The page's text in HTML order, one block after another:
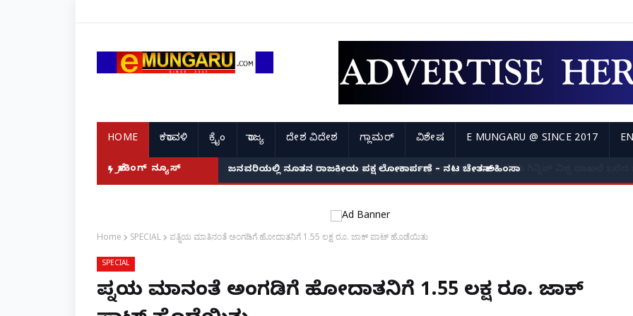
HOME ಕರಾವಳಿ ಕ್ರೈಂ ರಾಜ್ಯ ದೇಶ ವಿದೇಶ ಗ್ಲಾಮರ್ ವಿಶೇಷ E MUNGARU @ SINCE 2017
ಬ್ರೇಕಿಂಗ್ ನ್ಯೂಸ್ ಜನವರಿಯಲ್ಲಿ ನೂತನ ರಾಜಕೀಯ ಪಕ್ಷ ಲೋಕಾರ್ಪಣೆ – ನಟ ಚೇತನ್ ಅಹಿಂಸಾ
Home SPECIAL ಪತ್ನಿಯ ಮಾತಿನಂತೆ ಅಂಗಡಿಗೆ ಹೋದಾತನಿಗೆ 1.55 ಲಕ್ಷ ರೂ. ಜಾಕ್ ಪಾಟ್ ಹೊಡೆಯಿತು
SPECIAL
ಪತ್ನಿಯ ಮಾತಿನಂತೆ ಅಂಗಡಿಗೆ ಹೋದಾತನಿಗೆ 1.55 ಲಕ್ಷ ರೂ. ಜಾಕ್